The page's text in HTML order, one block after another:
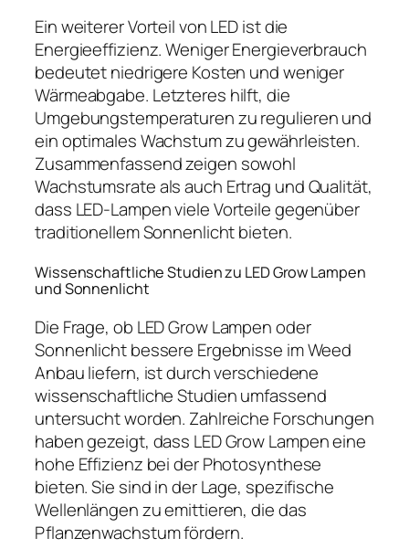
Ein weiterer Vorteil von LED ist die
Energieeffizienz. Weniger Energieverbrauch
bedeutet niedrigere Kosten und weniger
Wärmeabgabe. Letzteres hilft, die
Umgebungstemperaturen zu regulieren und
ein optimales Wachstum zu gewährleisten.
Zusammenfassend zeigen sowohl
Wachstumsrate als auch Ertrag und Qualität,
dass LED-Lampen viele Vorteile gegenüber
traditionellem Sonnenlicht bieten.
Wissenschaftliche Studien zu LED Grow Lampen
und Sonnenlicht
Die Frage, ob LED Grow Lampen oder
Sonnenlicht bessere Ergebnisse im Weed
Anbau liefern, ist durch verschiedene
wissenschaftliche Studien umfassend
untersucht worden. Zahlreiche Forschungen
haben gezeigt, dass LED Grow Lampen eine
hohe Effizienz bei der Photosynthese
bieten. Sie sind in der Lage, spezifische
Wellenlängen zu emittieren, die das
Pflanzenwachstum fördern.